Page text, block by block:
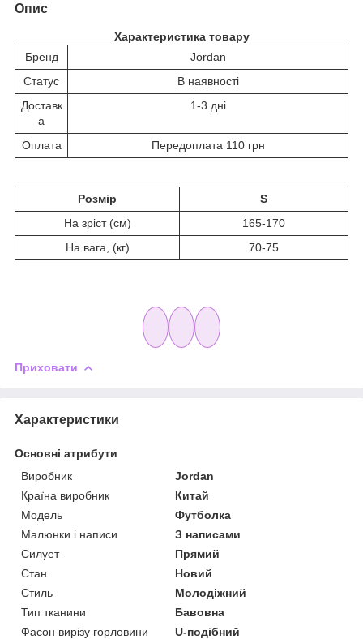
Опис
Характеристика товару
Бренд
Jordan
Статус
В наявності
Доставк
а
1-3 дні
Оплата Передоплата 110 грн
Розмір
S
На зріст (см)
165-170
На вага, (кг)
70-75
Приховати
Характеристики
Основні атрибути
Виробник
Jordan
Країна виробник
Китай
Модель
Футболка
Малюнки і написи
З написами
Силует
Прямий
Стан
Новий
Стиль
Молодіжний
Тип тканини
Бавовна
Фасон вирізу горловини
U-подібний